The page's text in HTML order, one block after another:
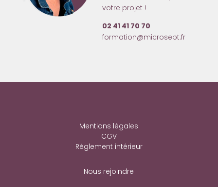
votre projet !
02 41 41 70 70
formation@microsept.fr
Mentions légales
CGV
Règlement intérieur
Nous rejoindre